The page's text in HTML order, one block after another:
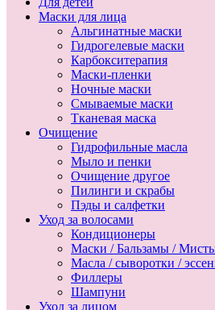
Маски для лица
Альгинатные маски
Гидрогелевые маски
Карбокситерапия
Маски-пленки
Ночные маски
Смываемые маски
Тканевая маска
Очищение
Гидрофильные масла
Мыло и пенки
Очищение другое
Пилинги и скрабы
Пэды и салфетки
Уход за волосами
Кондиционеры
Маски / Бальзамы /
Масла / сыворотки /
Филлеры
Шампуни
Уход за лицом